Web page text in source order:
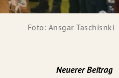
Foto: Ansgar Taschisnki
Neuerer Beitrag